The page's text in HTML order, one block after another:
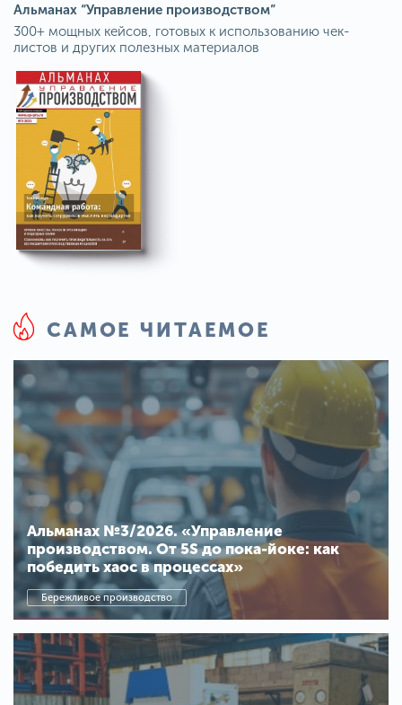
Альманах “Управление производством”
300+ мощных кейсов, готовых к использованию чек-
листов и других полезных материалов
САМОЕ ЧИТАЕМОЕ
Альманах №3/2026. «Управление
производством. От 5S до пока-йоке: как
победить хаос в процессах»
Бережливое производство